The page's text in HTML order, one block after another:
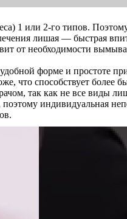
1 или 2-го типов.
лишая — быстрая
от необходимости
форме и простоте
что способствует более
так как не все виды
индивидуальная